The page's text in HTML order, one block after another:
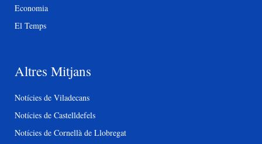
Economia
El Temps
Altres Mitjans
Notícies de Viladecans
Notícies de Castelldefels
Notícies de Cornellà de Llobregat